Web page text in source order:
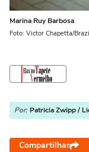
Marina Ruy Barbosa
Foto: Victor Chapetta/
Por: Patricia Zwipp /
Compartilhar